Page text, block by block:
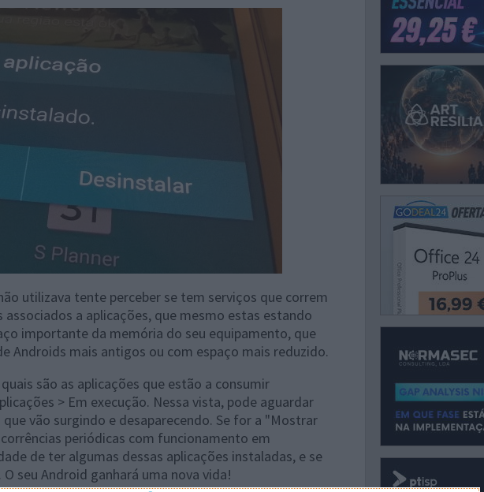
utilizava tente perceber se tem serviços que correm
a aplicações, que mesmo estas estando
importante da memória do seu equipamento, que
Androids mais antigos ou com espaço mais reduzido.
são as aplicações que estão a consumir
> Em execução. Nessa vista, pode aguardar
vão surgindo e desaparecendo. Se for a "Mostrar
periódicas com funcionamento em
de ter algumas dessas aplicações instaladas, e se
seu Android ganhará uma nova vida!